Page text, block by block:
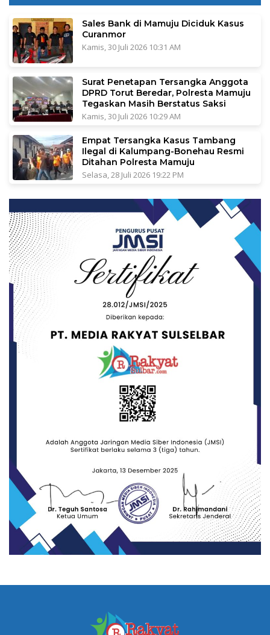
Sales Bank di Mamuju Diciduk Kasus
Curanmor
Kamis, 30 Juli 2026 10:31 AM
Surat Penetapan Tersangka Anggota
DPRD Torut Beredar, Polresta Mamuju
Tegaskan Masih Berstatus Saksi
Kamis, 30 Juli 2026 10:29 AM
Empat Tersangka Kasus Tambang
Ilegal di Kalumpang-Bonehau Resmi
Ditahan Polresta Mamuju
Selasa, 28 Juli 2026 19:22 PM